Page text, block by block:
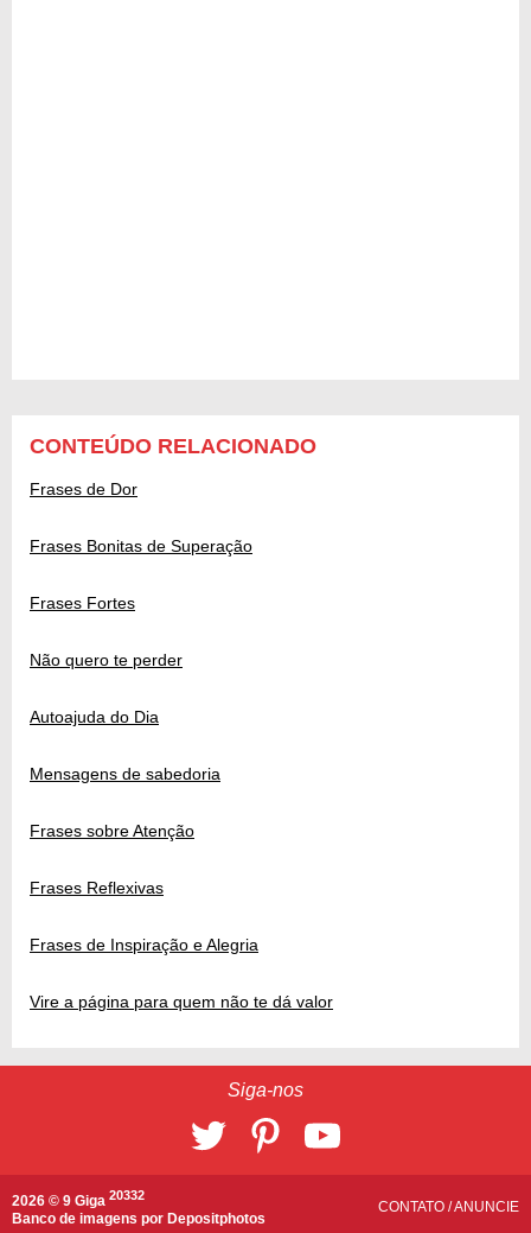
CONTEÚDO RELACIONADO
Frases de Dor
Frases Bonitas de Superação
Frases Fortes
Não quero te perder
Autoajuda do Dia
Mensagens de sabedoria
Frases sobre Atenção
Frases Reflexivas
Frases de Inspiração e Alegria
Vire a página para quem não te dá valor
Siga-nos
2026 © 9 Giga 20332
Banco de imagens por Depositphotos
CONTATO /ANUNCIE